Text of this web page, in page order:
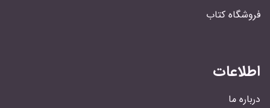
فروشگاه کتاب
اطلاعات
درباره ما